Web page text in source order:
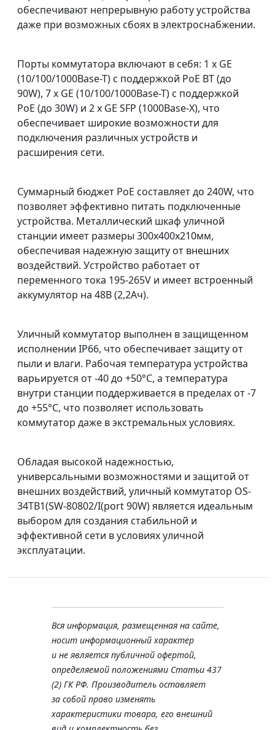
обеспечивают непрерывную работу устройства
даже при возможных сбоях в электроснабжении.
Порты коммутатора включают в себя: 1 x GE
(10/100/1000Base-T) с поддержкой PoE BT (до
90W), 7 x GE (10/100/1000Base-T) с поддержкой
PoE (до 30W) и 2 x GE SFP (1000Base-X), что
обеспечивает широкие возможности для
подключения различных устройств и
расширения сети.
Суммарный бюджет PoE составляет до 240W, что
позволяет эффективно питать подключенные
устройства. Металлический шкаф уличной
станции имеет размеры 300х400х210мм,
обеспечивая надежную защиту от внешних
воздействий. Устройство работает от
переменного тока 195-265V и имеет встроенный
аккумулятор на 48В (2,2Ач).
Уличный коммутатор выполнен в защищенном
исполнении IP66, что обеспечивает защиту от
пыли и влаги. Рабочая температура устройства
варьируется от -40 до +50°C, а температура
внутри станции поддерживается в пределах от -7
до +55°C, что позволяет использовать
коммутатор даже в экстремальных условиях.
Обладая высокой надежностью,
универсальными возможностями и защитой от
внешних воздействий, уличный коммутатор OS-
34TB1(SW-80802/I(port 90W) является идеальным
выбором для создания стабильной и
эффективной сети в условиях уличной
эксплуатации.
Вся информация, размещенная на сайте,
носит информационный характер
и не является публичной офертой,
определяемой положениями Статьи 437
(2) ГК РФ. Производитель оставляет
за собой право изменять
характеристики товара, его внешний